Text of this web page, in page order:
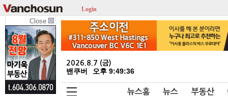
Login
Close
2026.8.7 (금)
밴쿠버 오후 9:49:37
뉴스홈 뉴스 부동산